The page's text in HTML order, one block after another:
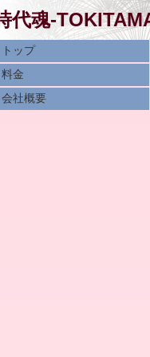
代魂-
トップ
料金
会社概要